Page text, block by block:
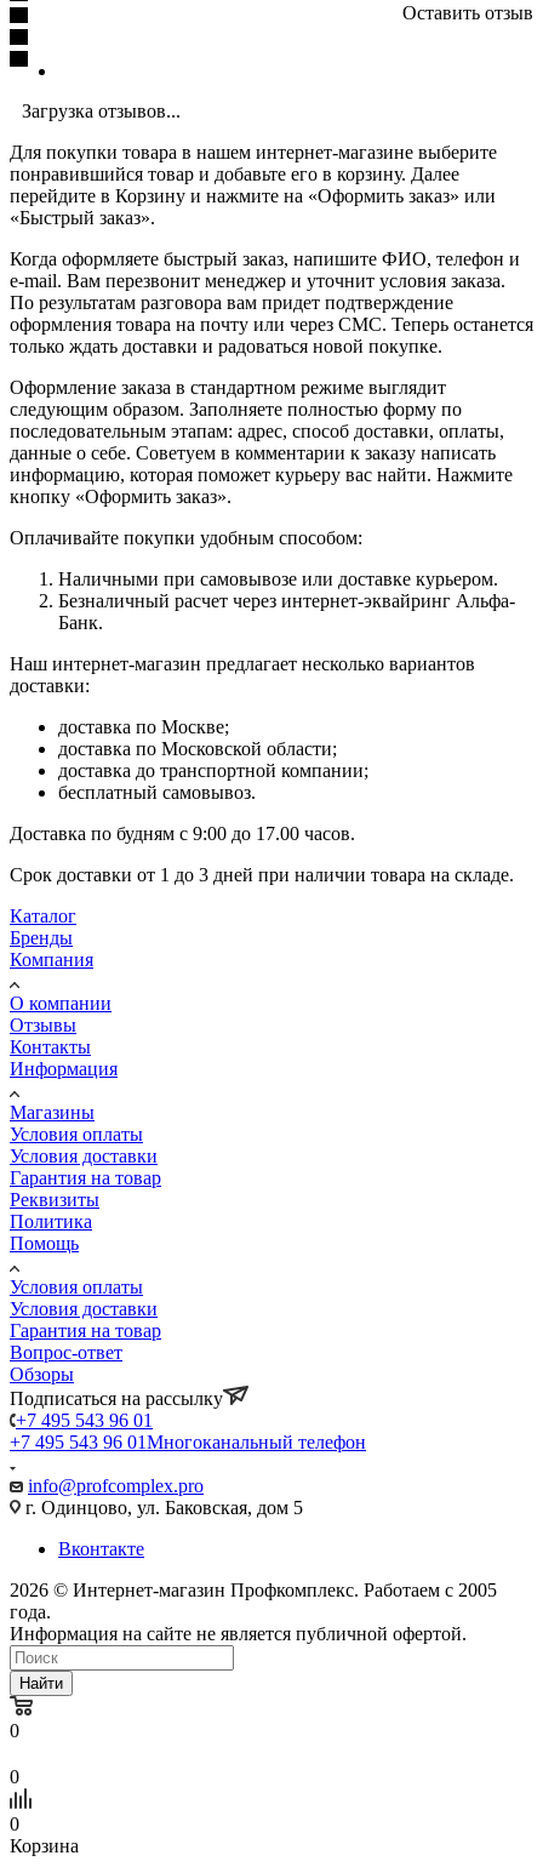
Оставить отзыв
Загрузка отзывов...
Для покупки товара в нашем интернет-магазине выберите
понравившийся товар и добавьте его в корзину. Далее
перейдите в Корзину и нажмите на «Оформить заказ» или
«Быстрый заказ».
Когда оформляете быстрый заказ, напишите ФИО, телефон и
e-mail. Вам перезвонит менеджер и уточнит условия заказа.
По результатам разговора вам придет подтверждение
оформления товара на почту или через СМС. Теперь останется
только ждать доставки и радоваться новой покупке.
Оформление заказа в стандартном режиме выглядит
следующим образом. Заполняете полностью форму по
последовательным этапам: адрес, способ доставки, оплаты,
данные о себе. Советуем в комментарии к заказу написать
информацию, которая поможет курьеру вас найти. Нажмите
кнопку «Оформить заказ».
Оплачивайте покупки удобным способом:
Наличными при самовывозе или доставке курьером.
Безналичный расчет через интернет-эквайринг Альфа-
Банк.
Наш интернет-магазин предлагает несколько вариантов
доставки:
доставка по Москве;
доставка по Московской области;
доставка до транспортной компании;
бесплатный самовывоз.
Доставка по будням с 9:00 до 17.00 часов.
Срок доставки от 1 до 3 дней при наличии товара на складе.
Каталог
Бренды
Компания
О компании
Отзывы
Контакты
Информация
Магазины
Условия оплаты
Условия доставки
Гарантия на товар
Реквизиты
Политика
Помощь
Условия оплаты
Условия доставки
Гарантия на товар
Вопрос-ответ
Обзоры
Подписаться на рассылку
+7 495 543 96 01
+7 495 543 96 01Многоканальный телефон
info@profcomplex.pro
г. Одинцово, ул. Баковская, дом 5
Вконтакте
2026 © Интернет-магазин Профкомплекс. Работаем с 2005
года.
Информация на сайте не является публичной офертой.
Найти
0
0
0
Корзина